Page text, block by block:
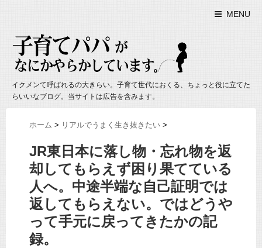
MENU
イクメンて呼ばれるの大きらい。子育て世代におくる、ちょっと役に立てた
らいいなブログ。当サイトは広告を含みます。
ホーム > リアルでうまく生き抜きたい >
JR東日本に落し物・忘れ物を返
却してもらえず困り果てている
人へ。中途半端な自己証明では
返してもらえない。ではどうや
って手元に戻ってきたかの記
録。